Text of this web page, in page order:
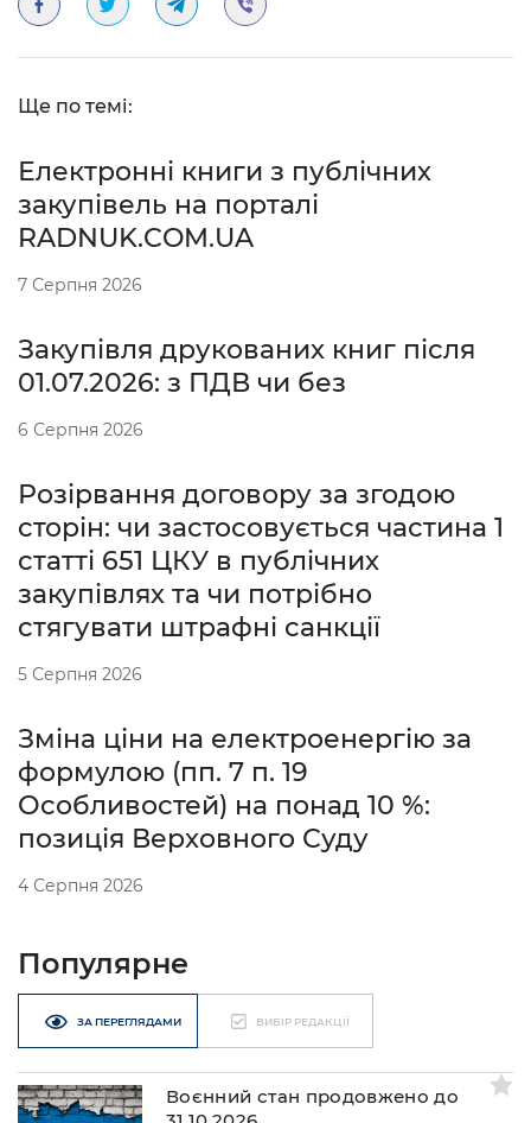
Ще по темі:
Електронні книги з публічних
закупівель на порталі
RADNUK.COM.UA
7 Серпня 2026
Закупівля друкованих книг після
01.07.2026: з ПДВ чи без
6 Серпня 2026
Розірвання договору за згодою
сторін: чи застосовується частина 1
статті 651 ЦКУ в публічних
закупівлях та чи потрібно
стягувати штрафні санкції
5 Серпня 2026
Зміна ціни на електроенергію за
формулою (пп. 7 п. 19
Особливостей) на понад 10 %:
позиція Верховного Суду
4 Серпня 2026
Популярне
ЗА ПЕРЕГЛЯДАМИ ВИБІР РЕДАКЦІЇ
Воєнний стан продовжено до